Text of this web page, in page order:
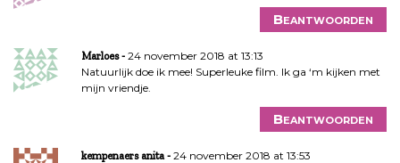
Beantwoorden
Marloes
24 november 2018 at 13:13
Natuurlijk doe ik mee! Superleuke film. Ik ga ‘m kijken met
mijn vriendje.
Beantwoorden
kempenaers anita
24 november 2018 at 13:53